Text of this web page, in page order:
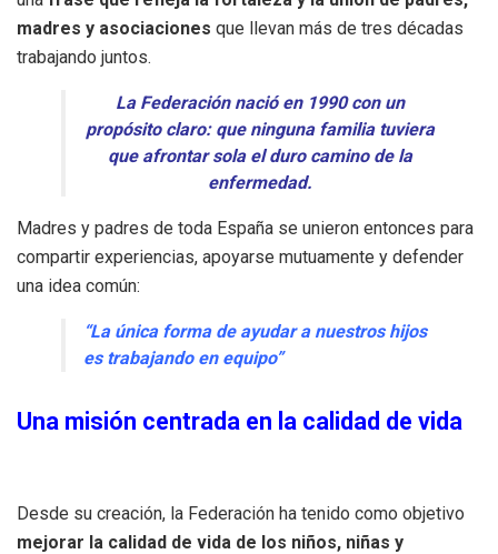
madres y asociaciones que llevan más de tres décadas
trabajando juntos.
La Federación nació en 1990 con un
propósito claro: que ninguna familia tuviera
que afrontar sola el duro camino de la
enfermedad.
Madres y padres de toda España se unieron entonces para
compartir experiencias, apoyarse mutuamente y defender
una idea común:
“La única forma de ayudar a nuestros hijos
es trabajando en equipo”
Una misión centrada en la calidad de vida
Desde su creación, la Federación ha tenido como objetivo
mejorar la calidad de vida de los niños, niñas y